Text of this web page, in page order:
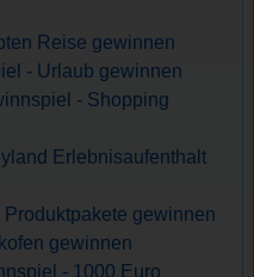
Reise gewinnen
- Urlaub gewinnen
- Shopping
Erlebnisaufenthalt
gewinnen
gewinnen
- 1000 Euro